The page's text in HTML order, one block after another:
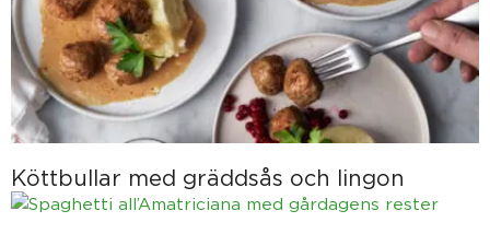
Köttbullar med gräddsås och lingon